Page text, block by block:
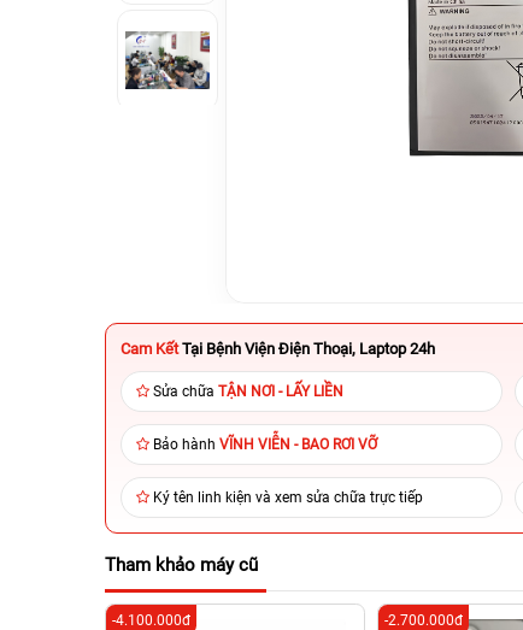
Cam Kết Tại Bệnh Viện Điện Thoại, Laptop 24h
Sửa chữa TẬN NƠI - LẤY LIỀN
Bảo hành VĨNH VIỄN - BAO RƠI VỠ
Ký tên linh kiện và xem sửa chữa trực tiếp
Tham khảo máy cũ
-4.100.000đ -2.700.000đ